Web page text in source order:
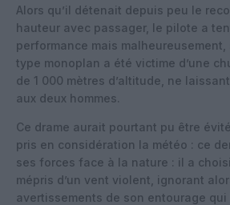
Alors qu’il détenait depuis peu le
hauteur avec passager, le pilote a
performance mais
type monoplan a été victime d’une
de 1 000 mètres d’altitude, ne
aux deux hommes.
Ce drame aurait pourtant pu être
pris en considération la météo : ce
ses forces face à la nature : il a
mépris d’un vent violent, ignorant
avertissements de son entourage